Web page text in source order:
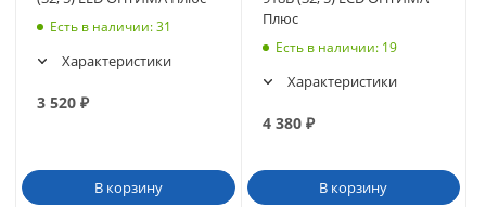
Есть в наличии: 31
Характеристики
3 520 ₽
В корзину
Плюс
Есть в наличии: 19
Характеристики
4 380₽
В корзину